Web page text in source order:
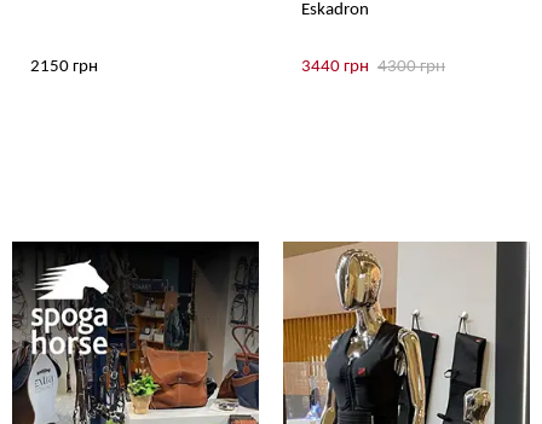
2150 грн
Eskadron
4300 грн
3440 грн